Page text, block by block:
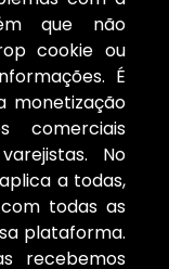
que não
cookie ou
É
monetização
comerciais
No
a todas,
todas as
plataforma.
recebemos